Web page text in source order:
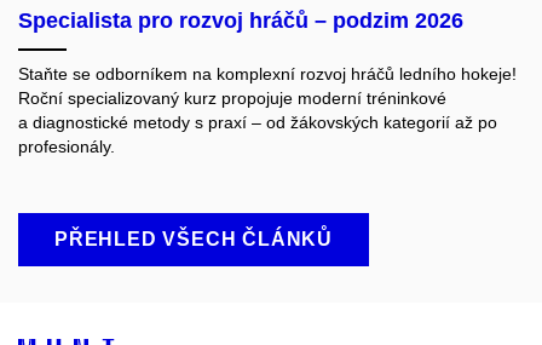
Specialista pro rozvoj hráčů – podzim 2026
Staňte se odborníkem na komplexní rozvoj hráčů ledního hokeje!
Roční specializovaný kurz propojuje moderní tréninkové
a diagnostické metody s praxí – od žákovských kategorií až po
profesionály.
PŘEHLED VŠECH ČLÁNKŮ